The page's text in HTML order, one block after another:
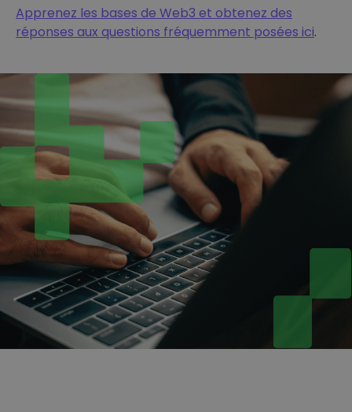
Apprenez les bases de Web3 et obtenez des
réponses aux questions fréquemment posées ici.